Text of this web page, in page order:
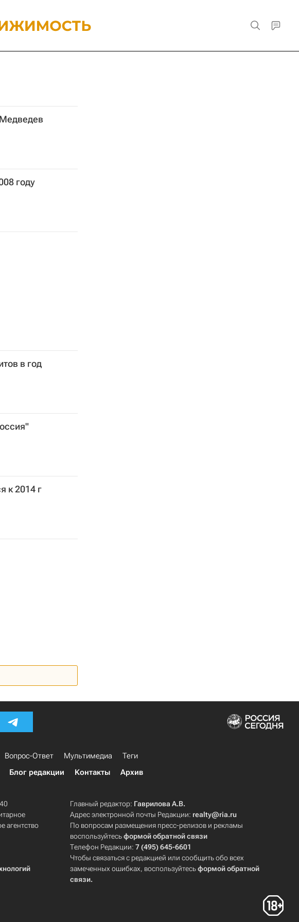
году
в год
к 2014 г
Вопрос-Ответ Мультимедиа
Теги
Блог редакции Контакты Архив
агентство
Главный редактор: Гаврилова А.В.
Адрес электронной почты Редакции: realty@ria.ru
По вопросам размещения пресс-релизов и рекламы
воспользуйтесьформой обратной связи
Телефон Редакции:7 (495) 645-6601
Чтобы связаться с редакцией или сообщить обо всех
замеченных ошибках, воспользуйтесьформой обратной
связи.